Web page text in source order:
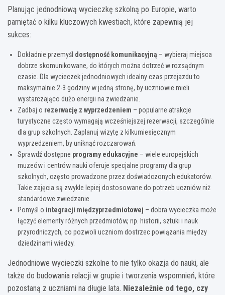
Planując jednodniową wycieczkę szkolną po Europie, warto
pamiętać o kilku kluczowych kwestiach, które zapewnią jej
sukces:
Dokładnie przemyśl dostępność komunikacyjną – wybieraj miejsca
dobrze skomunikowane, do których można dotrzeć w rozsądnym
czasie. Dla wycieczek jednodniowych idealny czas przejazdu to
maksymalnie 2-3 godziny w jedną stronę, by uczniowie mieli
wystarczająco dużo energii na zwiedzanie.
Zadbaj o rezerwację z wyprzedzeniem – popularne atrakcje
turystyczne często wymagają wcześniejszej rezerwacji, szczególnie
dla grup szkolnych. Zaplanuj wizytę z kilkumiesięcznym
wyprzedzeniem, by uniknąć rozczarowań.
Sprawdź dostępne programy edukacyjne – wiele europejskich
muzeów i centrów nauki oferuje specjalne programy dla grup
szkolnych, często prowadzone przez doświadczonych edukatorów.
Takie zajęcia są zwykle lepiej dostosowane do potrzeb uczniów niż
standardowe zwiedzanie.
Pomyśl o integracji międzyprzedmiotowej – dobra wycieczka może
łączyć elementy różnych przedmiotów, np. historii, sztuki i nauk
przyrodniczych, co pozwoli uczniom dostrzec powiązania między
dziedzinami wiedzy.
Jednodniowe wycieczki szkolne to nie tylko okazja do nauki, ale
także do budowania relacji w grupie i tworzenia wspomnień, które
pozostaną z uczniami na długie lata. Niezależnie od tego, czy